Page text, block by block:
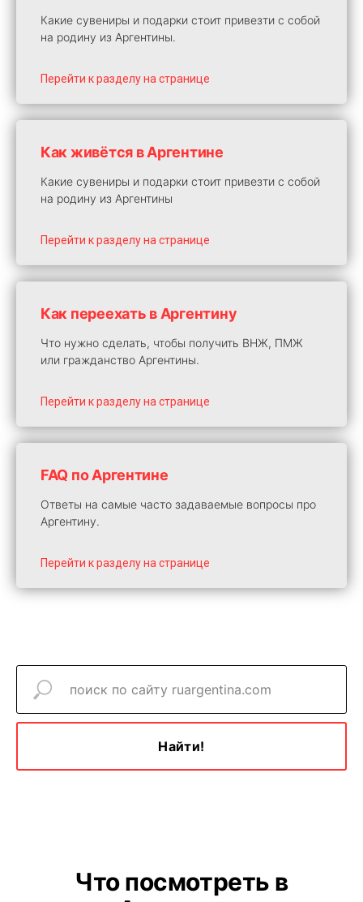
Какие сувениры и подарки стоит привезти с собой
на родину из Аргентины.
Перейти к разделу на странице
Как живётся в Аргентине
Какие сувениры и подарки стоит привезти с собой
на родину из Аргентины
Перейти к разделу на странице
Как переехать в Аргентину
Что нужно сделать, чтобы получить ВНЖ, ПМЖ
или гражданство Аргентины.
Перейти к разделу на странице
FAQ по Аргентине
Ответы на самые часто задаваемые вопросы про
Аргентину.
Перейти к разделу на странице
Найти!
Что посмотреть в